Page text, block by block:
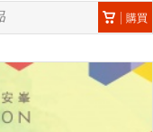
購買